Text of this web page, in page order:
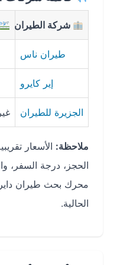
شركة الطيران نوع
طيران ناس
إير كايرو
الجزيرة للطيران غير
ملاحظة:الأسعار تقريبية
الحجز، درجة السفر،
محرك بحث طيران دايركت
الحالية.